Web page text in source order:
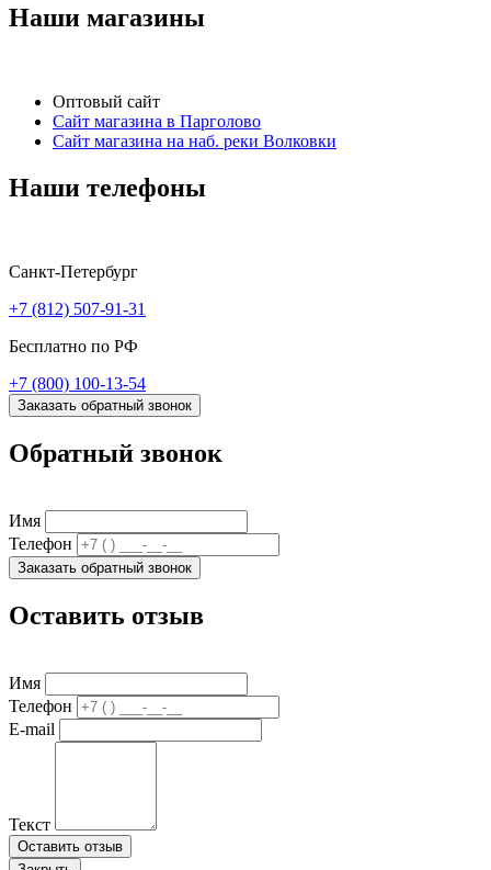
Наши магазины
Оптовый сайт
Сайт магазина в Парголово
Сайт магазина на наб. реки Волковки
Наши телефоны
Санкт-Петербург
+7 (812) 507-91-31
Бесплатно по РФ
+7 (800) 100-13-54
Заказать обратный звонок
Обратный звонок
Имя
Телефон
Заказать обратный звонок
Оставить отзыв
Имя
Телефон
E-mail
Текст
Оставить отзыв